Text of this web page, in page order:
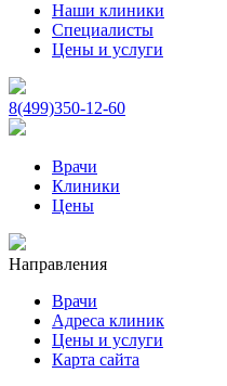
Наши клиники
Специалисты
Цены и услуги
8(499)350-12-60
Врачи
Клиники
Цены
Направления
Врачи
Адреса клиник
Цены и услуги
Карта сайта